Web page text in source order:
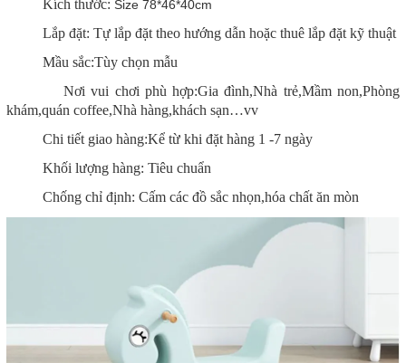
Kích thước: Size 78*46*40cm
Lắp đặt: Tự lắp đặt theo hướng dẫn hoặc thuê lắp đặt kỹ thuật
Mầu sắc:Tùy chọn mẫu
Nơi vui chơi phù hợp:Gia đình,Nhà trẻ,Mầm non,Phòng
khám,quán coffee,Nhà hàng,khách sạn…vv
Chi tiết giao hàng:Kể từ khi đặt hàng 1 -7 ngày
Khối lượng hàng: Tiêu chuẩn
Chống chỉ định: Cấm các đồ sắc nhọn,hóa chất ăn mòn